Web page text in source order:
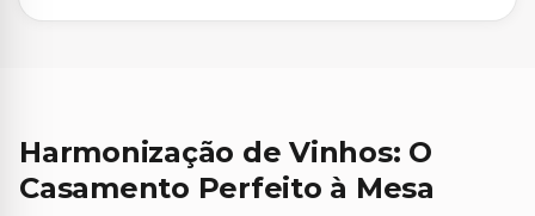
Harmonização de Vinhos: O
Casamento Perfeito à Mesa